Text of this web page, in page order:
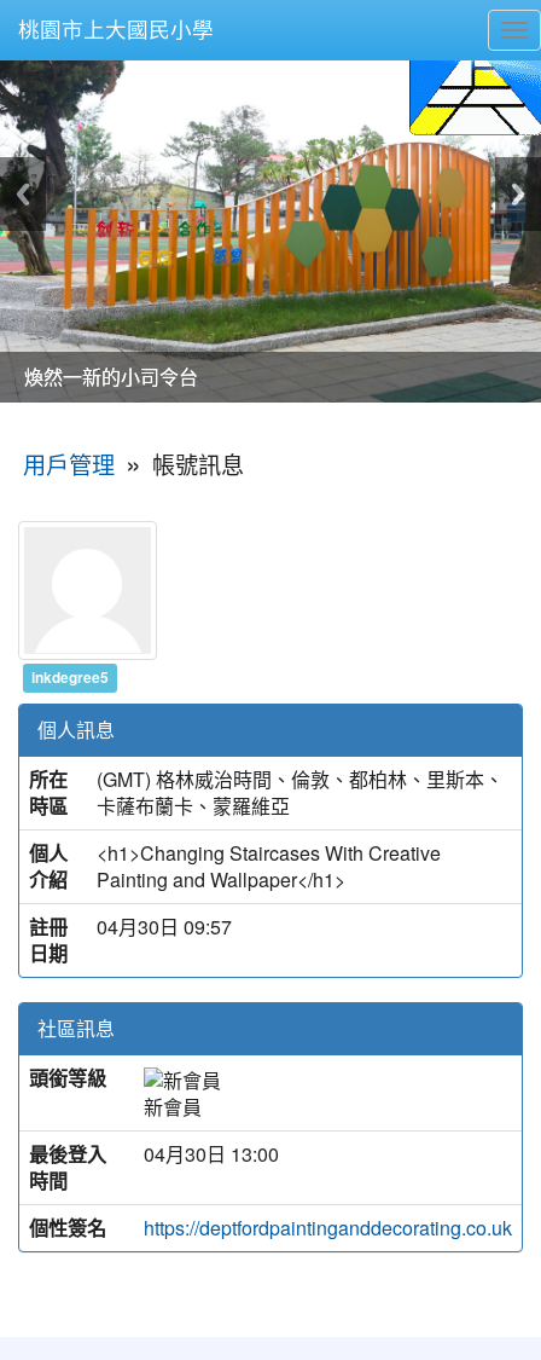
桃園市上大國民小學
美麗的操場是我們活力的來源
美麗的操場是我們活力的來源
煥然一新的小司令台
煥然一新的小司令台
富含桃園埤塘田園風光意象的中廊
富含桃園埤塘田園風光意象的中廊
嶄新的中庭廣場
嶄新的中庭廣場
水生池生生不息
水生池生生不息
用戶管理 » 帳號訊息
inkdegree5
個人訊息
所在
時區
(GMT) 格林威治時間、倫敦、都柏林、里斯本、
卡薩布蘭卡、蒙羅維亞
個人
介紹
<h1>Changing Staircases With Creative
Painting and Wallpaper</h1>
註冊
日期
04月30日 09:57
社區訊息
頭銜等級
新會員
最後登入
時間
04月30日 13:00
個性簽名 https://deptfordpaintinganddecorating.co.uk